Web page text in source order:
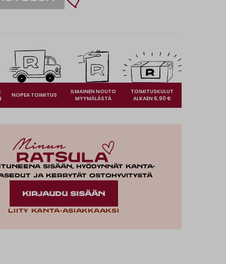
NOPEA TOIMITUS
ILMAINEN NOUTO
MYYMÄLÄSTÄ
TOIMITUSKULUT
ALKAEN 6,90 €
sisään, hyödynnät kanta-
ja kerrytät ostohyvitystä
KIRJAUDU SISÄÄN
Liity kanta-asiakkaaksi